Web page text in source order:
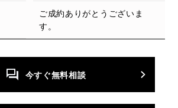
ご成約ありがとうございま
す。
今すぐ無料相談